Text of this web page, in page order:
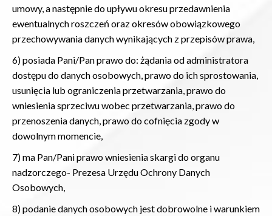
umowy, a następnie do upływu okresu przedawnienia
ewentualnych roszczeń oraz okresów obowiązkowego
przechowywania danych wynikających z przepisów prawa,
6) posiada Pani/Pan prawo do: żądania od administratora
dostępu do danych osobowych, prawo do ich sprostowania,
usunięcia lub ograniczenia przetwarzania, prawo do
wniesienia sprzeciwu wobec przetwarzania, prawo do
przenoszenia danych, prawo do cofnięcia zgody w
dowolnym momencie,
7) ma Pan/Pani prawo wniesienia skargi do organu
nadzorczego- Prezesa Urzędu Ochrony Danych
Osobowych,
8) podanie danych osobowych jest dobrowolne i warunkiem